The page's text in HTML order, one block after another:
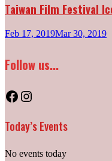
Taiwan Film Festival
Feb 17, 2019Mar 30, 2019
Follow us...
Facebook
Instagram
Today’s Events
No events today